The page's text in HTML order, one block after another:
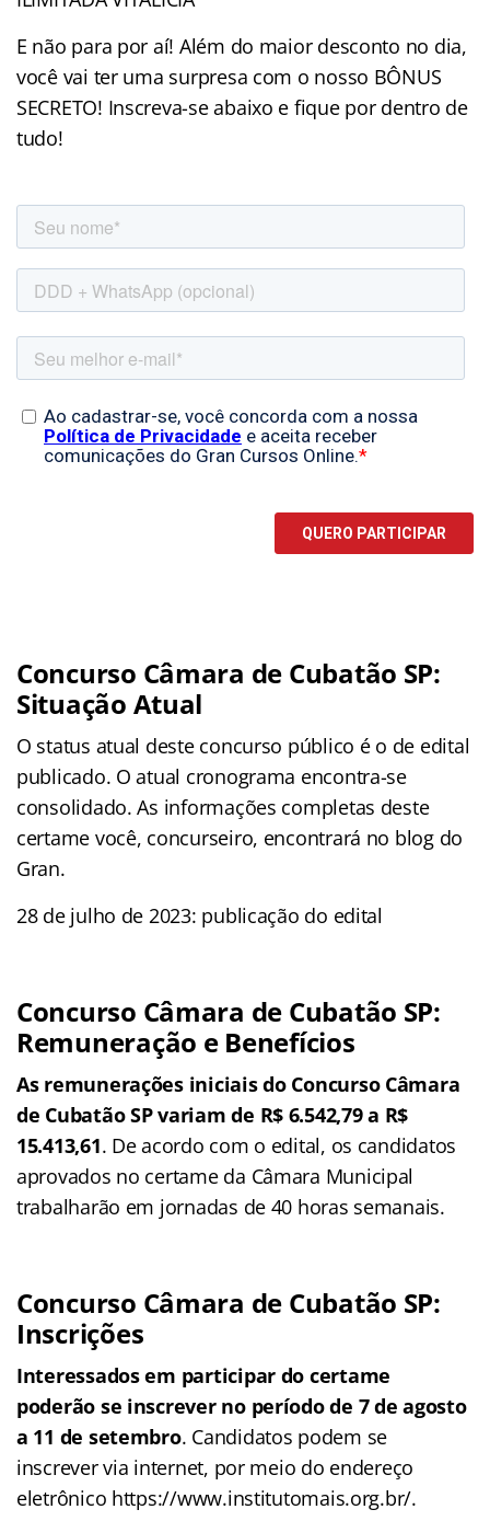
E não para por aí! Além do maior desconto no dia,
você vai ter uma surpresa com o nosso BÔNUS
SECRETO! Inscreva-se abaixo e fique por dentro de
tudo!
Concurso Câmara de Cubatão SP:
Situação Atual
O status atual deste concurso público é o de edital
publicado. O atual cronograma encontra-se
consolidado. As informações completas deste
certame você, concurseiro, encontrará no blog do
Gran.
28 de julho de 2023: publicação do edital
Concurso Câmara de Cubatão SP:
Remuneração e Benefícios
As remunerações iniciais do Concurso Câmara
de Cubatão SP variam de R$ 6.542,79 a R$
15.413,61. De acordo com o edital, os candidatos
aprovados no certame da Câmara Municipal
trabalharão em jornadas de 40 horas semanais.
Concurso Câmara de Cubatão SP:
Inscrições
Interessados em participar do certame
poderão se inscrever no período de 7 de agosto
a 11 de setembro. Candidatos podem se
inscrever via internet, por meio do endereço
eletrônico https://www.institutomais.org.br/.